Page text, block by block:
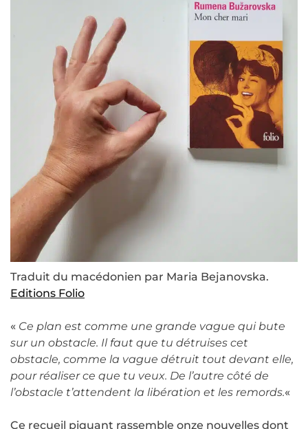
Traduit du macédonien par Maria Bejanovska.
Editions Folio
« Ce plan est comme une grande vague qui bute
sur un obstacle. Il faut que tu détruises cet
obstacle, comme la vague détruit tout devant elle,
pour réaliser ce que tu veux. De l’autre côté de
l’obstacle t’attendent la libération et les remords.«
Ce recueil piquant rassemble onze nouvelles dont